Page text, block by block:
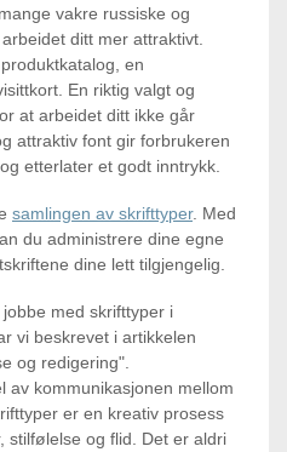
vakre russiske og
ditt mer attraktivt.
en
En riktig valgt og
at arbeidet ditt ikke går
attraktiv font gir forbrukeren
etterlater et godt inntrykk.
samlingen av skrifttyper. Med
du administrere dine egne
dine lett tilgjengelig.
med skrifttyper i
vi beskrevet i artikkelen
og redigering".
av kommunikasjonen mellom
er en kreativ prosess
stilfølelse og flid. Det er aldri